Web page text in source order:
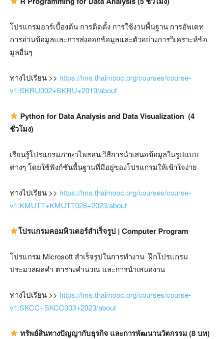
โปรแกรมอาร์เบื้องต้น การติดตั้ง การใช้งานพื้นฐาน การอัพเดท
การอ่านข้อมูลและการส่งออกข้อมูลและตัวอย่างการวิเคราะห์ข้อ
มูลอื่นๆ
ทางไปเรียน >> https://lms.thaimooc.org/courses/course-
v1:SKRU002+SKRU+2019/about
Python for Data Analysis and Data Visualization (4
ชั่วโมง)
เรียนรู้โปรแกรมภาษาไพธอน วิธีการนำเสนอข้อมูลในรูปแบบ
ต่างๆ โดยใช้ฟังก์ชันพื้นฐานที่มีอยู่ของโปรแกรมให้เข้าใจง่าย
ทางไปเรียน >> https://lms.thaimooc.org/courses/course-
v1:KMUTT+KMUTT028+2023/about
โปรแกรมคอมพิวเตอร์สำเร็จรูป | Computer Program
โปรแกรม Microsoft สำเร็จรูปในการทำงาน ฝึกโปรแกรม
ประมวลผลคำ ตารางคำนวณ และการนำเสนองาน
ทางไปเรียน >> https://lms.thaimooc.org/courses/course-
v1:SKCC+SKCC003+2023/about
ทรัพย์สินทางปัญญากับธุรกิจ และการพัฒนานวัตกรรม (8บท)